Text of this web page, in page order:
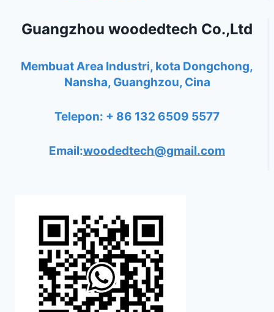
Guangzhou woodedtech Co.,Ltd
Membuat Area Industri, kota Dongchong,
Nansha, Guanghzou, Cina
Telepon: + 86 132 6509 5577
Email:woodedtech@gmail.com